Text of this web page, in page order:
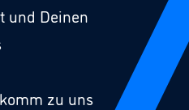
und Deinen
zu uns